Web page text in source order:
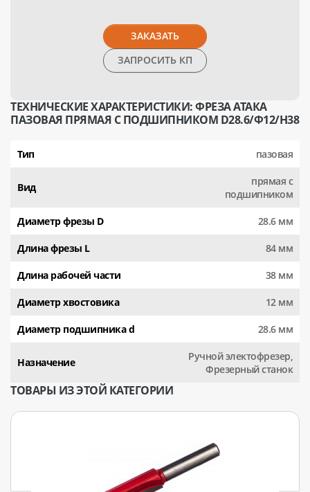
ЗАКАЗАТЬ
ЗАПРОСИТЬ КП
ТЕХНИЧЕСКИЕ ХАРАКТЕРИСТИКИ: ФРЕЗА АТАКА
ПАЗОВАЯ ПРЯМАЯ С ПОДШИПНИКОМ D28.6/Ф12/H38
Тип пазовая
Вид
прямая с
подшипником
Диаметр фрезы D 28.6 мм
Длина фрезы L 84 мм
Длина рабочей части 38 мм
Диаметр хвостовика 12 мм
Диаметр подшипника d 28.6 мм
Назначение
Ручной электофрезер,
Фрезерный станок
ТОВАРЫ ИЗ ЭТОЙ КАТЕГОРИИ